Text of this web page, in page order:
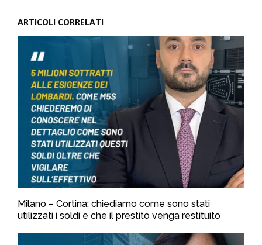
ARTICOLI CORRELATI
Milano – Cortina: chiediamo come sono stati
utilizzati i soldi e che il prestito venga restituito